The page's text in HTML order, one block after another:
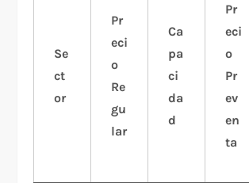
Se
ct
or
Pr
eci
o
Re
gu
lar
Ca
pa
ci
da
d
Pr
eci
o
Pr
ev
en
ta